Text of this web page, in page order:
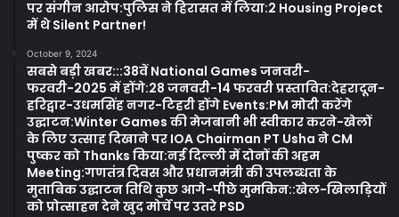
पर संगीन आरोप:पुलिस ने हिरासत में लिया:2 Housing Project
में थे Silent Partner!
October 9, 2024
सबसे बड़ी खबर:::38वें National Games जनवरी-
फरवरी-2025 में होंगे:28 जनवरी-14 फरवरी प्रस्तावित:देहरादून-
हरिद्वार-उधमसिंह नगर-टिहरी होंगे Events:PM मोदी करेंगे
उद्घाटन:Winter Games की मेजबानी भी स्वीकार करने-खेलों
के लिए उत्साह दिखाने पर IOA Chairman PT Usha ने CM
पुष्कर को Thanks किया:नई दिल्ली में दोनों की अहम
Meeting:गणतंत्र दिवस और प्रधानमंत्री की उपलब्धता के
मुताबिक उद्घाटन तिथि कुछ आगे-पीछे मुमकिन::खेल-खिलाड़ियों
को प्रोत्साहन देने खुद मोर्चे पर उतरे PSD